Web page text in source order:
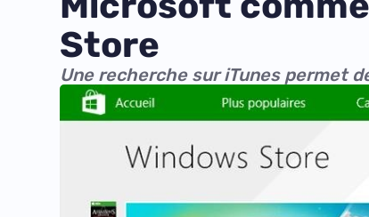
Store
Une recherche sur iTunes permet